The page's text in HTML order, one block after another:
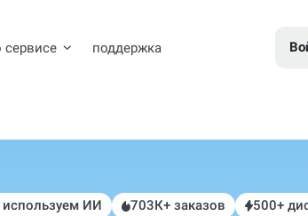
сервисе поддержка
используем ИИ 703К+ заказов 500+